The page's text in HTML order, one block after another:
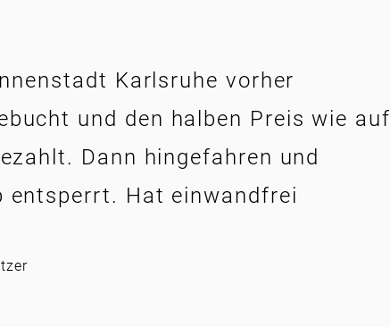
Karlsruhe vorher
und den halben Preis wie auf
Dann hingefahren und
entsperrt. Hat einwandfrei